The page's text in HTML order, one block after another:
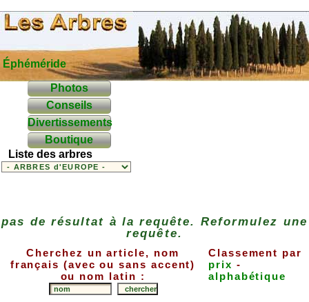
Éphéméride
Photos
Conseils
Divertissements
Boutique
Liste des arbres
pas de résultat à la requête. Reformulez une
requête.
Cherchez un article, nom
français (avec ou sans accent)
ou nom latin :
Classement par
prix -
alphabétique